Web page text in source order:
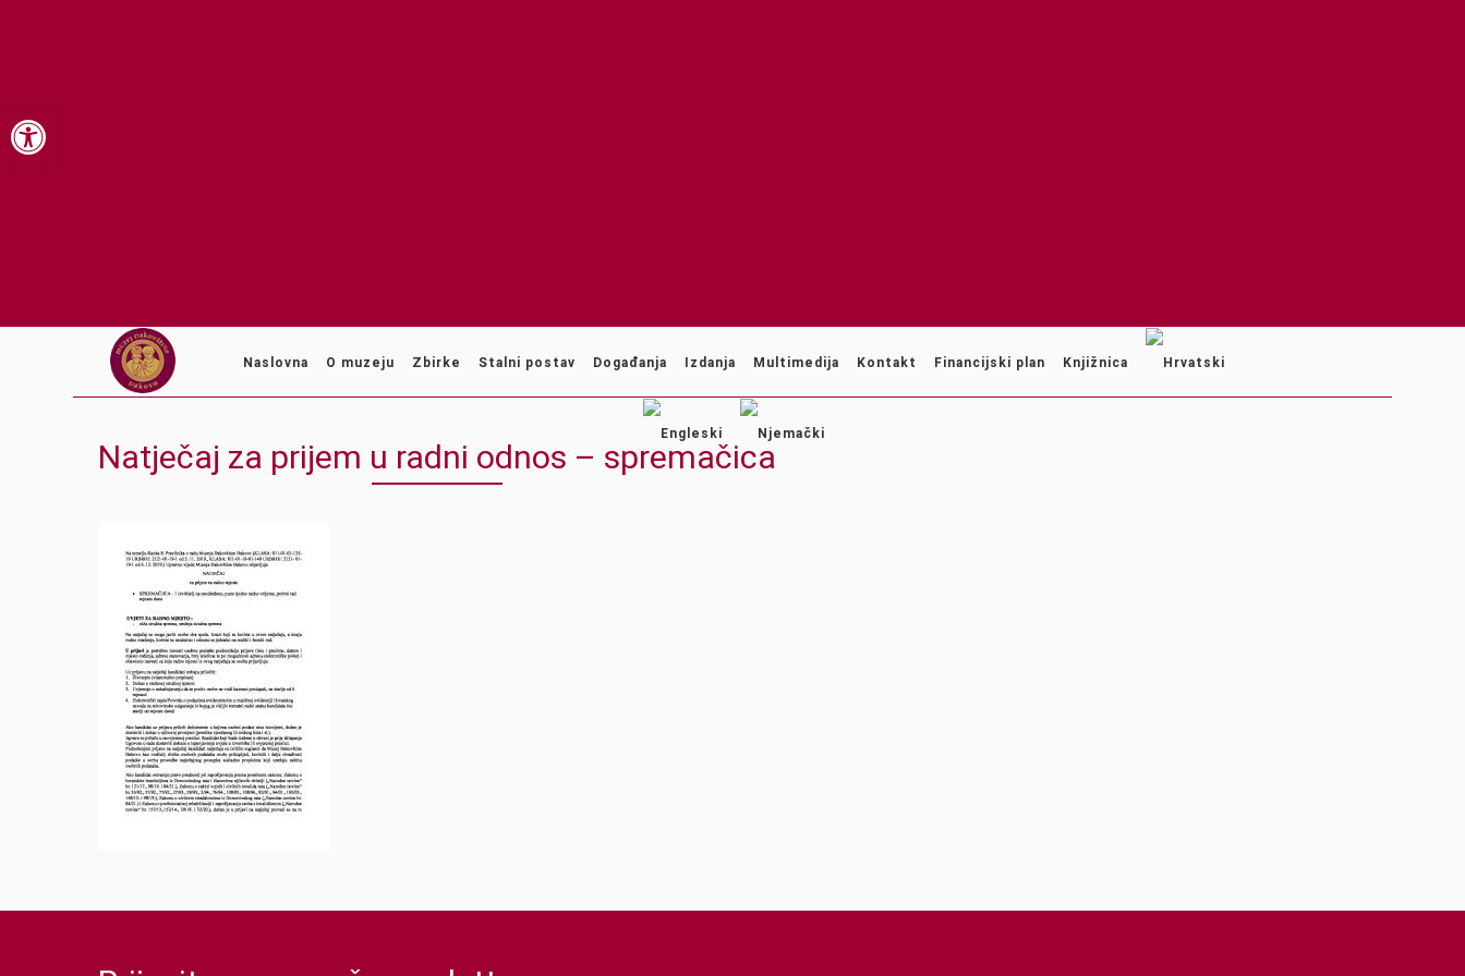
Open toolbar
Naslovna O muzeju Zbirke Stalni postav Događanja Izdanja Multimedija Kontakt Financijski plan Knjižnica
Natječaj za prijem u radni odnos – spremačica